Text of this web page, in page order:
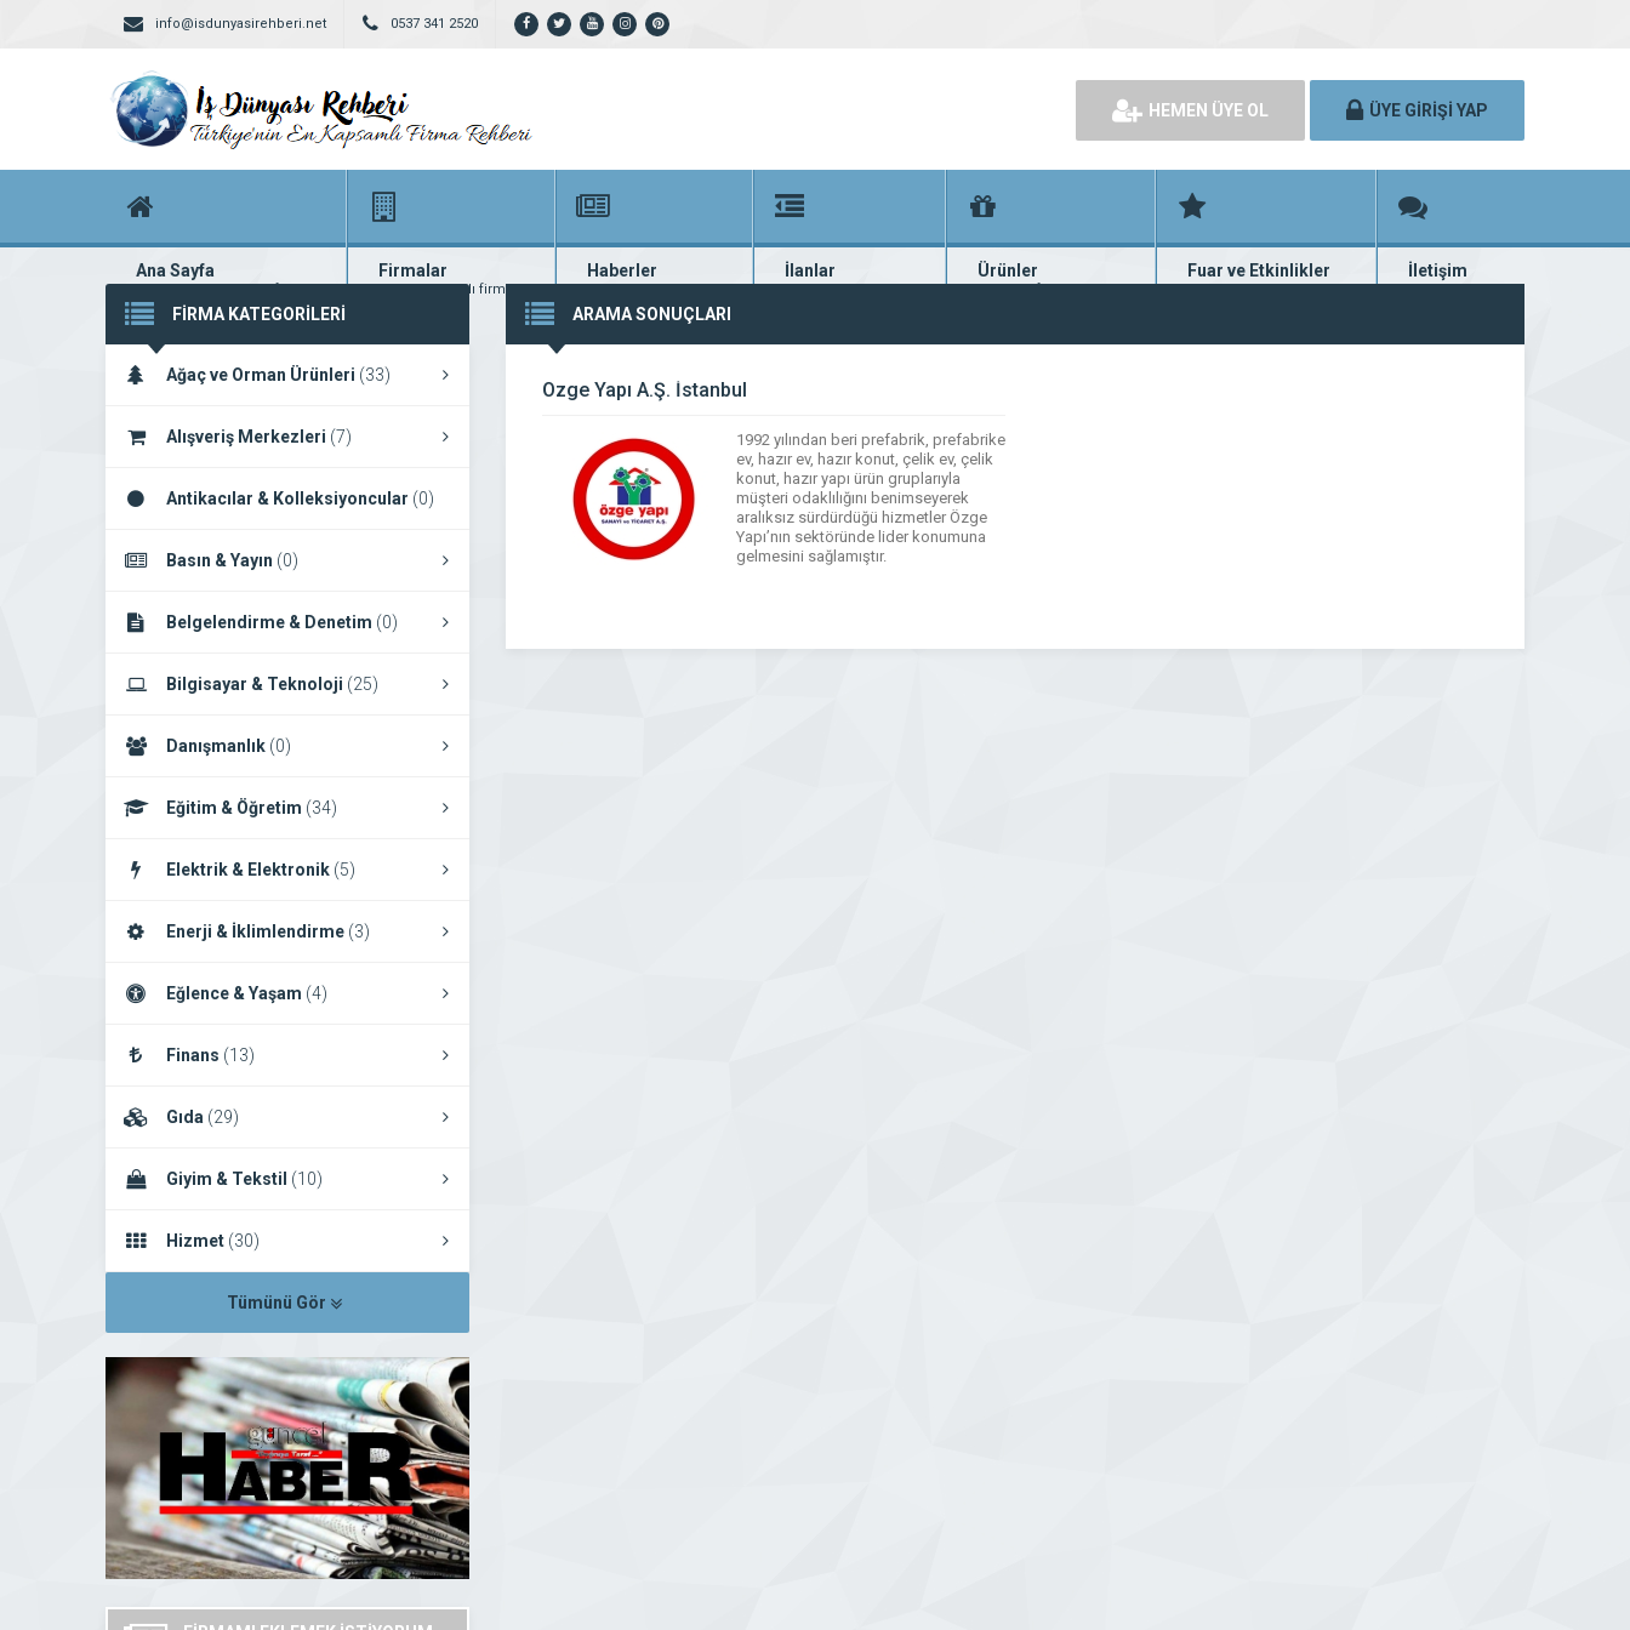
info@isdunyasirehberi.net 0537 341 2520
HEMEN ÜYE OL ÜYE GİRİŞİ YAP
Ana Sayfa
Firma rehberi ana sayfanız
Firmalar
Yüzlerce kayıtlı firma
Haberler
En güncel haberler
İlanlar
Güncel seri ilanlar
Ürünler
Binlerce firma ürünü
Fuar ve Etkinlikler
Fuar ve etkinlik planları
İletişim
Bize ulaşın
FİRMA KATEGORİLERİ
Ağaç ve Orman Ürünleri (33)
Alışveriş Merkezleri (7)
Antikacılar & Kolleksiyoncular (0)
Basın & Yayın (0)
Belgelendirme & Denetim (0)
Bilgisayar & Teknoloji (25)
Danışmanlık (0)
Eğitim & Öğretim (34)
Elektrik & Elektronik (5)
Enerji & İklimlendirme (3)
Eğlence & Yaşam (4)
Finans (13)
Gıda (29)
Giyim & Tekstil (10)
Hizmet (30)
Tümünü Gör
ARAMA SONUÇLARI
Özge Yapı A.Ş. İstanbul
1992 yılından beri prefabrik, prefabrike
ev, hazır ev, hazır konut, çelik ev, çelik
konut, hazır yapı ürün gruplarıyla
müşteri odaklılığını benimseyerek
aralıksız sürdürdüğü hizmetler Özge
Yapı’nın sektöründe lider konumuna
gelmesini sağlamıştır.